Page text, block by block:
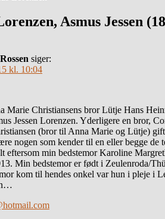
Asmus Jessen
siger:
kl. 10:04
Marie Christiansens bror Lütje Hans
Jessen Lorenzen. Yderligere en bror,
(bror til Anna Marie og Lütje)
nogen som kender til en eller begge de
min bedstemor Karoline
Min bedstemor er født i Zeulenroda/
kom til hendes onkel var hun i pleje i